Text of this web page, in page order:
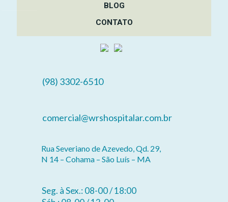
BLOG
CONTATO
(98) 3302-6510
comercial@wrshospitalar.com.br
Rua Severiano de Azevedo, Qd. 29,
N 14 – Cohama – São Luís – MA
Seg. à Sex.: 08-00 / 18:00